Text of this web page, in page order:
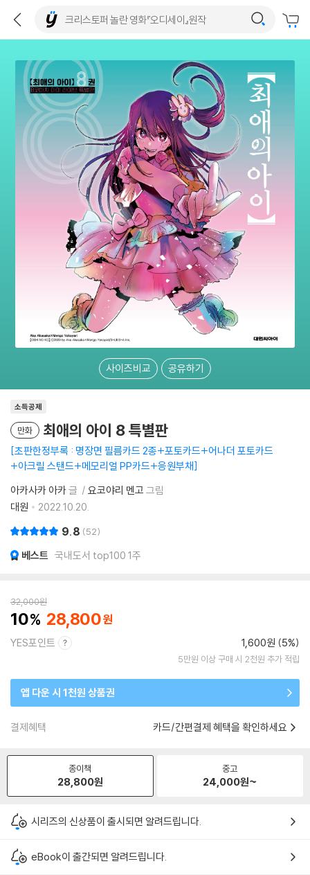
사이즈비교 공유하기
소득공제
만화 최애의 아이 8 특별판
초판한정부록 : 명장면 필름카드 2종+포토카드+어나더 포토카드
+아크릴 스탠드+메모리얼 PP카드+응원부채
아카사카 아카글 요코야리 멘고 그림
대원
2022.10.20.
9.8 52
베스트 국내도서 top100 1주
32,000원
10 28,800
YES포인트 1,600원 (5%)
5만원 이상 구매 시 2천원 추가 적립
앱 다운 시 1천원 상품권
결제혜택 카드/간편결제 혜택을 확인하세요
종이책
28,800원
중고
24,000원~
시리즈의 신상품이 출시되면 알려드립니다.
eBook이 출간되면 알려드립니다.